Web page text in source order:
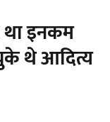
था इनकम
थे आदित्य